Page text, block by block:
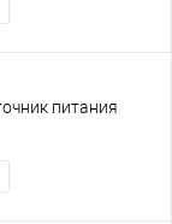
питания